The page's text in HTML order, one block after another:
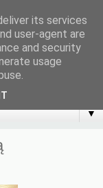
▼
its services
user-agent are
and security
usage